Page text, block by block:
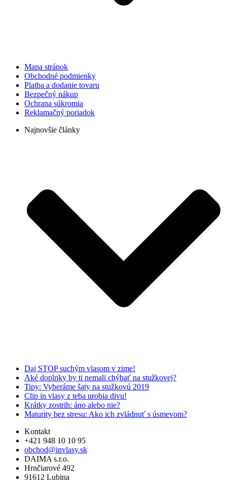
Mapa stránok
Obchodné podmienky
Platba a dodanie tovaru
Bezpečný nákup
Ochrana súkromia
Reklamačný poriadok
Najnovšie články
Daj STOP suchým vlasom v zime!
Aké doplnky by ti nemali chýbať na stužkovej?
Tipy: Vyberáme šaty na stužkovú 2019
Clip in vlasy z teba urobia divu!
Krátky zostrih: áno alebo nie?
Maturity bez stresu: Ako ich zvládnuť s úsmevom?
Kontakt
+421 948 10 10 95
obchod@invlasy.sk
DAIMA s.r.o.
Hrnčiarové 492
91612 Lubina